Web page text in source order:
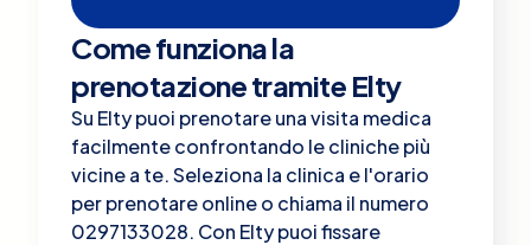
Come funziona la
prenotazione tramite Elty
Su Elty puoi prenotare una visita medica
facilmente confrontando le cliniche più
vicine a te. Seleziona la clinica e l'orario
per prenotare online o chiama il numero
0297133028. Con Elty puoi fissare